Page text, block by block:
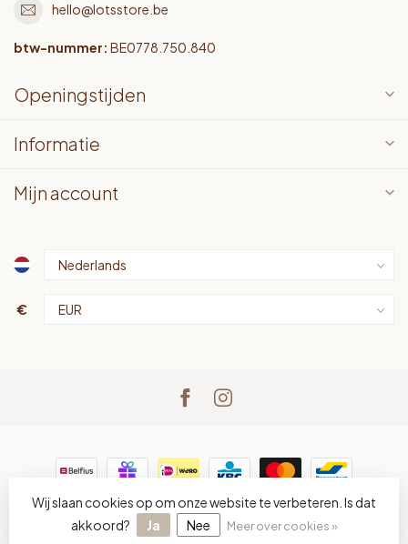
hello@lotsstore.be
btw-nummer: BE0778.750.840
Openingstijden
Informatie
Mijn account
€
© Copyright 2026 LOTS bv- Powered byLightspeed-
Lightspeed design byDyvelopment
Wij slaan cookies op om onze website te verbeteren. Is dat
akkoord?
Ja Nee Meer over cookies »